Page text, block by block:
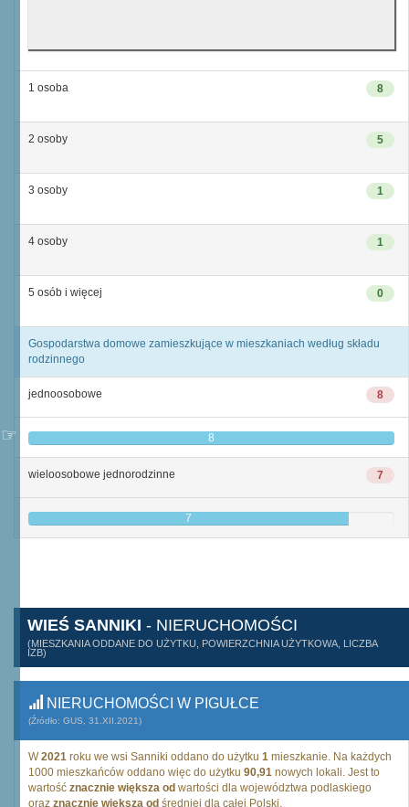
8
1 osoba
5
2 osoby
1
3 osoby
1
4 osoby
0
5 osób i więcej
Gospodarstwa domowe zamieszkujące w mieszkaniach według składu
rodzinnego
8
jednoosobowe
8
7
wieloosobowe jednorodzinne
7
WIEŚ SANNIKI - NIERUCHOMOŚCI
(MIESZKANIA ODDANE DO UŻYTKU, POWIERZCHNIA UŻYTKOWA, LICZBA
IZB)
NIERUCHOMOŚCI W PIGUŁCE
(Źródło: GUS, 31.XII.2021)
W2021 roku we wsi Sanniki oddano do użytku 1 mieszkanie. Na każdych
1000 mieszkańców oddano więc do użytku 90,91 nowych lokali. Jest to
wartość znacznie większa od wartości dla województwa podlaskiego
oraz znacznie większa od średniej dla całej Polski.